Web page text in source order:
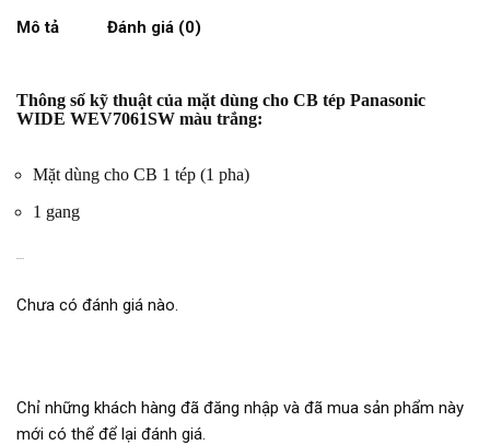
Mô tả Đánh giá (0)
Thông số kỹ thuật của mặt dùng cho CB tép Panasonic
WIDE WEV7061SW màu trắng:
Mặt dùng cho CB 1 tép (1 pha)
1 gang
Chưa có đánh giá nào.
Chỉ những khách hàng đã đăng nhập và đã mua sản phẩm này
mới có thể để lại đánh giá.